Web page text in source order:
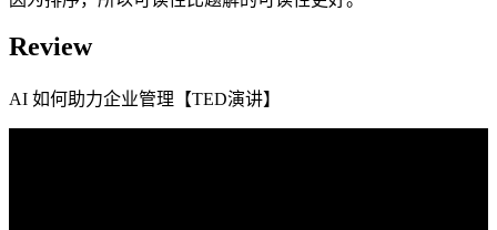
Review
AI 如何助力企业管理【TED演讲】